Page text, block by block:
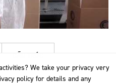
CẤU TRÚC
We take your privacy very
policy for details and any
We take your privacy very
policy for details and any